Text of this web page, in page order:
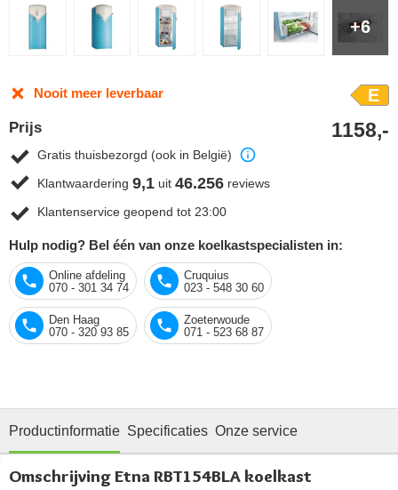
+6
Nooit meer leverbaar E
Prijs 1158,-
Gratis thuisbezorgd (ook in België)
Klantwaardering 9,1 uit 46.256 reviews
Klantenservice geopend tot 23:00
Hulp nodig? Bel één van onze koelkastspecialisten in:
Online afdeling
070 - 301 34 74
Cruquius
023 - 548 30 60
Den Haag
070 - 320 93 85
Zoeterwoude
071 - 523 68 87
Productinformatie Specificaties Onze service
Omschrijving Etna RBT154BLA koelkast